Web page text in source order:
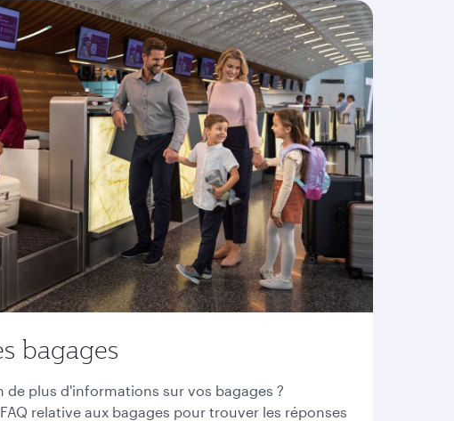
bagages
de plus d'informations sur vos bagages ?
relative aux bagages pour trouver les réponses